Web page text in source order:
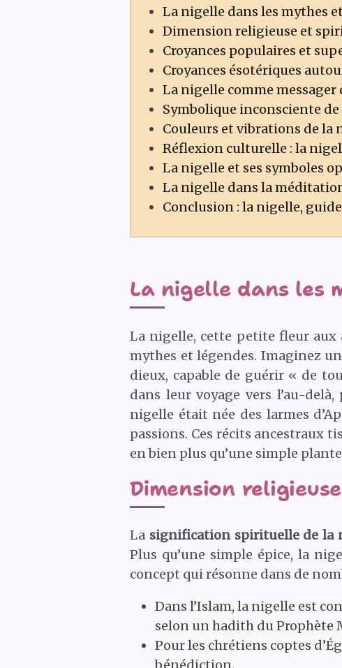
La nigelle dans les mythes
Dimension religieuse et
Croyances populaires et
Croyances ésotériques
La nigelle comme
Symbolique inconsciente de
Couleurs et vibrations de la
Réflexion culturelle : la
La nigelle et ses symboles
La nigelle dans la
Conclusion : la nigelle,
La nigelle dans les
La nigelle, cette petite fleur aux
mythes et légendes. Imaginez
dieux, capable de guérir « de
dans leur voyage vers l’au-
nigelle était née des larmes
passions. Ces récits ancestraux
en bien plus qu’une simple
Dimension
La signification spirituelle de la
Plus qu’une simple épice, la
concept qui résonne dans de
Dans l’Islam, la nigelle est
selon un hadith du Prophète
Pour les chrétiens coptes